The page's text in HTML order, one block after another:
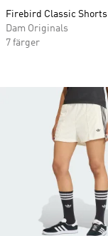
Firebird Classic Shorts
Dam Originals
7 färger